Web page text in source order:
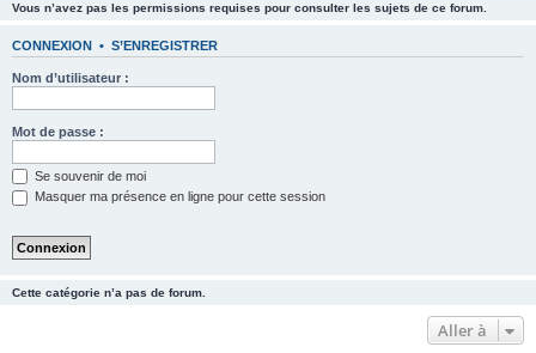
Vous n’avez pas les permissions requises pour consulter les sujets de ce forum.
CONNEXION • S’ENREGISTRER
Nom d’utilisateur :
Mot de passe :
Se souvenir de moi
Masquer ma présence en ligne pour cette session
Cette catégorie n’a pas de forum.
Aller à